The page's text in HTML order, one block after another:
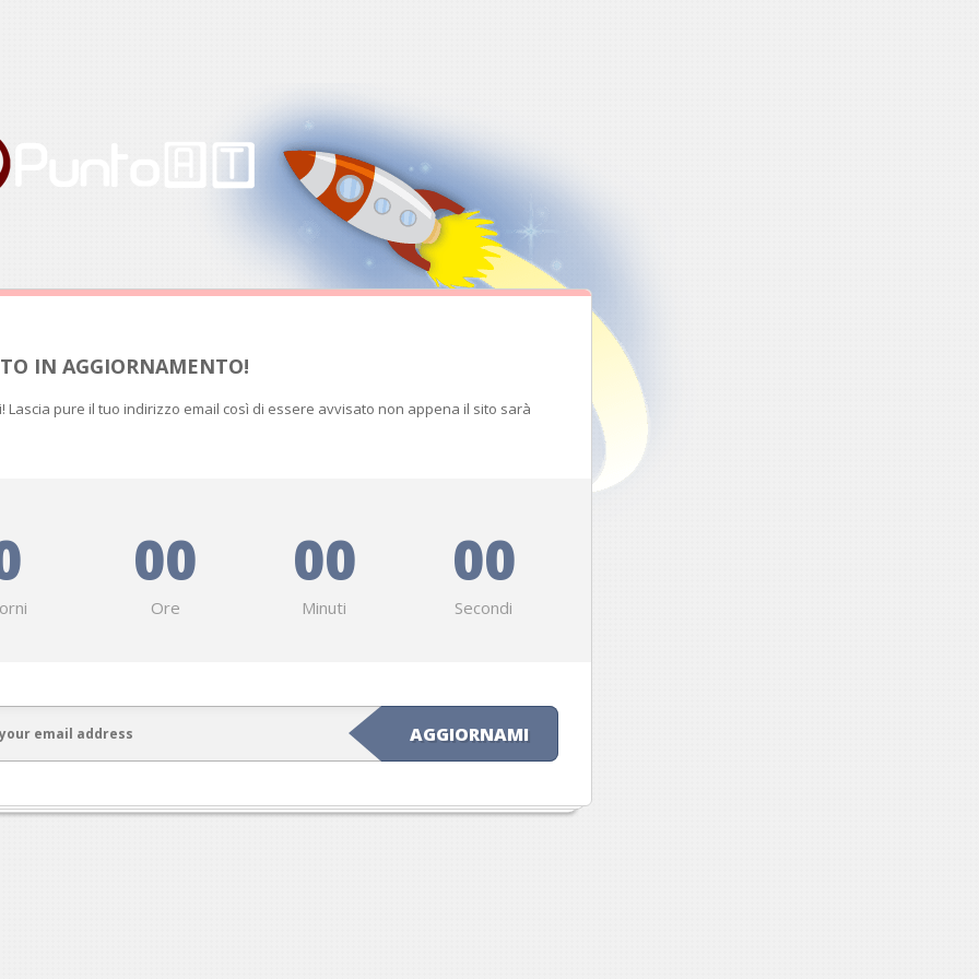
IN AGGIORNAMENTO!
Lascia pure il tuo indirizzo email così di essere avvisato non appena il sito sarà
00
Ore
00
Minuti
00
Secondi